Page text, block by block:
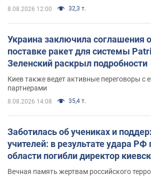
8.08.2026 12:00 32,3 т.
Украина заключила соглашения
поставке ракет для системы
Зеленский раскрыл подробности
Киев также ведет активные переговоры с
партнерами
8.08.2026 14:08 35,4 т.
Заботилась об учениках и
учителей: в результате удара РФ
области погибли директор
муж и внук
Вечная память жертвам российского